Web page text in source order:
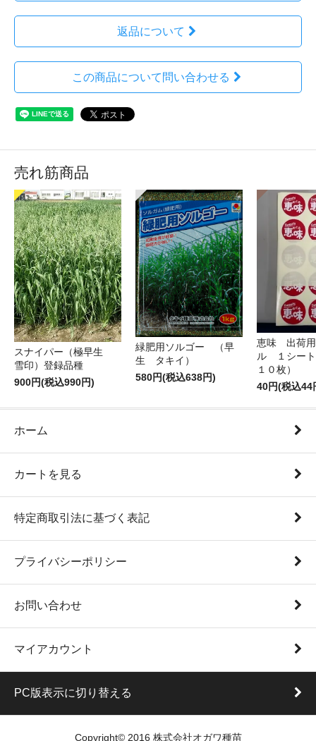
返品について
この商品について問い合わせる
売れ筋商品
スナイパー（極早生
雪印）登録品種
900円(税込990円)
緑肥用ソルゴー （早
生 タキイ）
580円(税込638円)
恵味 出荷
ル １シート
１０枚）
40円(税込44
ホーム
カートを見る
特定商取引法に基づく表記
プライバシーポリシー
お問い合わせ
マイアカウント
PC版表示に切り替える
Copyright© 2016 株式会社オガワ種苗